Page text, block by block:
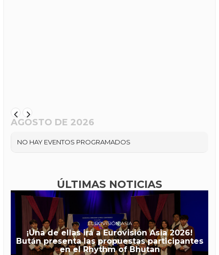
AGOSTO DE 2026
NO HAY EVENTOS PROGRAMADOS
ÚLTIMAS NOTICIAS
EUROVISIÓN ASIA
¡Una de ellas irá a Eurovisión Asia 2026!
Bután presenta las propuestas participantes
en el Rhythm of Bhutan